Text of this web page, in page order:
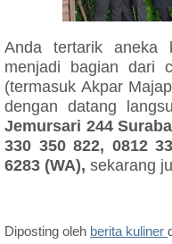
Anda tertarik aneka
menjadi bagian dari
(termasuk Akpar
dengan datang
Jemursari 244
330 350 822, 0812
6283 (WA), sekarang
Diposting oleh berita kuliner